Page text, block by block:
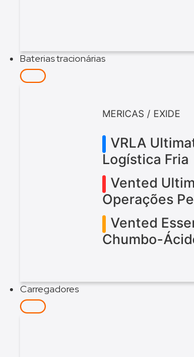
Baterias tracionárias
MERICAS / EXIDE
VRLA
Logística Fria
Vented
Operações
Vented
Chumbo-
Carregadores